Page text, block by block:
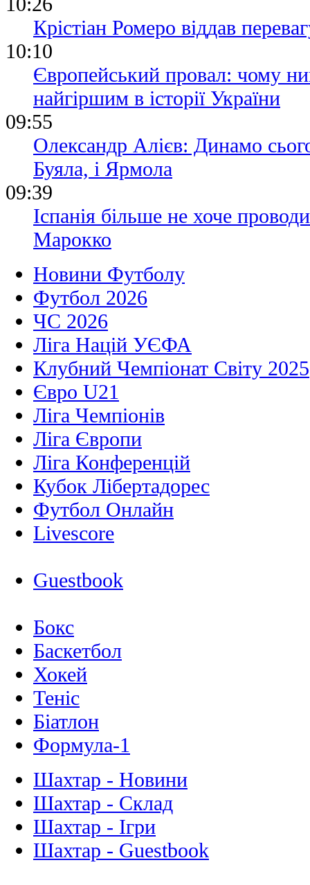
Крістіан Ромеро віддав
10:10
Європейський провал: чому
найгіршим в історії України
09:55
Олександр Алієв: Динамо
Буяла, і Ярмола
09:39
Іспанія більше не хоче
Марокко
Новини Футболу
Футбол 2026
ЧС 2026
Ліга Націй УЄФА
Клубний Чемпіонат Світу 2025
Євро U21
Ліга Чемпіонів
Ліга Європи
Ліга Конференцій
Кубок Лібертадорес
Футбол Онлайн
Livescore
Guestbook
Бокс
Баскетбол
Хокей
Теніс
Біатлон
Формула-1
Шахтар - Новини
Шахтар - Склад
Шахтар - Ігри
Шахтар - Guestbook